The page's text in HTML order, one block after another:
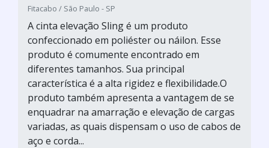
Fitacabo / São Paulo - SP
A cinta elevação Sling é um produto
confeccionado em poliéster ou náilon. Esse
produto é comumente encontrado em
diferentes tamanhos. Sua principal
característica é a alta rigidez e flexibilidade.O
produto também apresenta a vantagem de se
enquadrar na amarração e elevação de cargas
variadas, as quais dispensam o uso de cabos de
aço e corda...